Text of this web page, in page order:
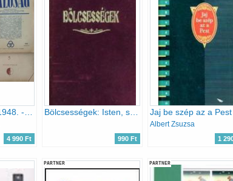
Valóság, 1946-1948. - 4 db szórványszám (1946/3-5., 1947/3., 12., 1948/5.)
4 990 Ft
Bölcsességek: Isten, szeretet, szerelem, barátság
990 Ft
Albert Zsuzsa
1
PARTNER PARTNER